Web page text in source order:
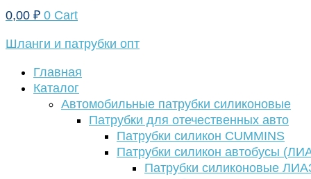
0,00 ₽ 0 Cart
Шланги и патрубки опт
Главная
Каталог
Автомобильные патрубки силиконовые
Патрубки для отечественных авто
Патрубки силикон CUMMINS
Патрубки силикон автобусы
Патрубки силиконовые